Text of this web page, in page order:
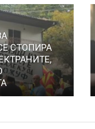
СТОПИРА